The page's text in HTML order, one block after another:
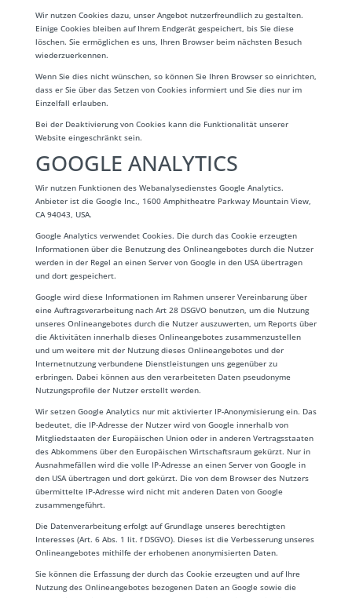
Wir nutzen Cookies dazu, unser Angebot nutzerfreundlich zu gestalten.
Einige Cookies bleiben auf Ihrem Endgerät gespeichert, bis Sie diese
löschen. Sie ermöglichen es uns, Ihren Browser beim nächsten Besuch
wiederzuerkennen.
Wenn Sie dies nicht wünschen, so können Sie Ihren Browser so einrichten,
dass er Sie über das Setzen von Cookies informiert und Sie dies nur im
Einzelfall erlauben.
Bei der Deaktivierung von Cookies kann die Funktionalität unserer
Website eingeschränkt sein.
GOOGLE ANALYTICS
Wir nutzen Funktionen des Webanalysedienstes Google Analytics.
Anbieter ist die Google Inc., 1600 Amphitheatre Parkway Mountain View,
CA 94043, USA.
Google Analytics verwendet Cookies. Die durch das Cookie erzeugten
Informationen über die Benutzung des Onlineangebotes durch die Nutzer
werden in der Regel an einen Server von Google in den USA übertragen
und dort gespeichert.
Google wird diese Informationen im Rahmen unserer Vereinbarung über
eine Auftragsverarbeitung nach Art 28 DSGVO benutzen, um die Nutzung
unseres Onlineangebotes durch die Nutzer auszuwerten, um Reports über
die Aktivitäten innerhalb dieses Onlineangebotes zusammenzustellen
und um weitere mit der Nutzung dieses Onlineangebotes und der
Internetnutzung verbundene Dienstleistungen uns gegenüber zu
erbringen. Dabei können aus den verarbeiteten Daten pseudonyme
Nutzungsprofile der Nutzer erstellt werden.
Wir setzen Google Analytics nur mit aktivierter IP-Anonymisierung ein. Das
bedeutet, die IP-Adresse der Nutzer wird von Google innerhalb von
Mitgliedstaaten der Europäischen Union oder in anderen Vertragsstaaten
des Abkommens über den Europäischen Wirtschaftsraum gekürzt. Nur in
Ausnahmefällen wird die volle IP-Adresse an einen Server von Google in
den USA übertragen und dort gekürzt. Die von dem Browser des Nutzers
übermittelte IP-Adresse wird nicht mit anderen Daten von Google
zusammengeführt.
Die Datenverarbeitung erfolgt auf Grundlage unseres berechtigten
Interesses (Art. 6 Abs. 1 lit. f DSGVO). Dieses ist die Verbesserung unseres
Onlineangebotes mithilfe der erhobenen anonymisierten Daten.
Sie können die Erfassung der durch das Cookie erzeugten und auf Ihre
Nutzung des Onlineangebotes bezogenen Daten an Google sowie die